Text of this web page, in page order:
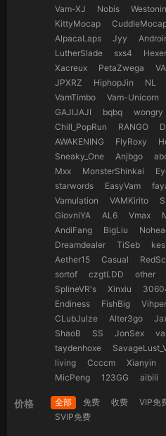
Vam-XJ
Nobis
KittyMocap
AlpacaLaps
Jyy
LutherSlade
sxs4
Xacreux
PetaZwega
JPXRZ
HiphopJin NL
VamTimbo
Vam-Unicorn
GAJIJAJI
bqbq wongry
Chill_PopRun
RANGO
AWAKENING
FlyRoxy
Sneaky_One
Anjbgo
Mxx
MonsterShinkai
starwords
EasyVam
Vamulation
VAMKirito
GiovniYA
AL6 Vmax
AndiFang
BigLiu
Dreamdealer
TiSeb
Aether15
Casual
sortof
czgtLDD other
SplineVR's
Xinxiu
Endiness
FishBig Vihper
CLubJulze
Alter3go
ShaoB
SS JonSex
taydenhoxe
living
Ccccm Xianyin
MicPeng
123GG aibili
价格 全部 免费 收费 VIP免
SVIP免费